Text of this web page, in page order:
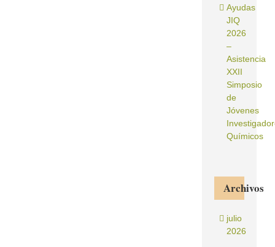
Ayudas
JIQ
2026
–
Asistencia
XXII
Simposio
de
Jóvenes
Químicos
Archivos
julio
2026